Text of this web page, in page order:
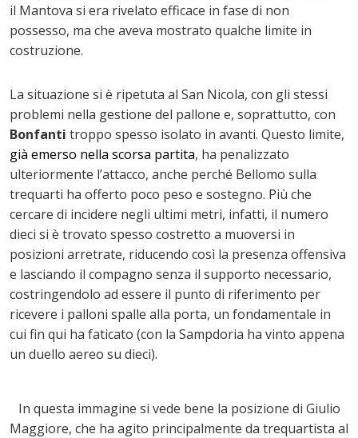
il Mantova si era rivelato efficace in fase di non
possesso, ma che aveva mostrato qualche limite in
costruzione.
La situazione si è ripetuta al San Nicola, con gli stessi
problemi nella gestione del pallone e, soprattutto, con
Bonfanti troppo spesso isolato in avanti. Questo limite,
già emerso nella scorsa partita, ha penalizzato
ulteriormente l’attacco, anche perché Bellomo sulla
trequarti ha offerto poco peso e sostegno. Più che
cercare di incidere negli ultimi metri, infatti, il numero
dieci si è trovato spesso costretto a muoversi in
posizioni arretrate, riducendo così la presenza offensiva
e lasciando il compagno senza il supporto necessario,
costringendolo ad essere il punto di riferimento per
ricevere i palloni spalle alla porta, un fondamentale in
cui fin qui ha faticato (con la Sampdoria ha vinto appena
un duello aereo su dieci).
In questa immagine si vede bene la posizione di Giulio
Maggiore, che ha agito principalmente da trequartista al